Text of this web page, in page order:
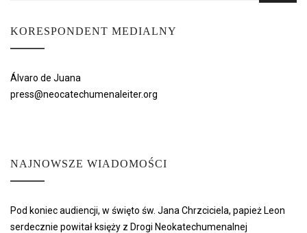
KORESPONDENT MEDIALNY
Álvaro de Juana
press@neocatechumenaleiter.org
NAJNOWSZE WIADOMOŚCI
Pod koniec audiencji, w święto św. Jana Chrzciciela, papież Leon
serdecznie powitał księży z Drogi Neokatechumenalnej